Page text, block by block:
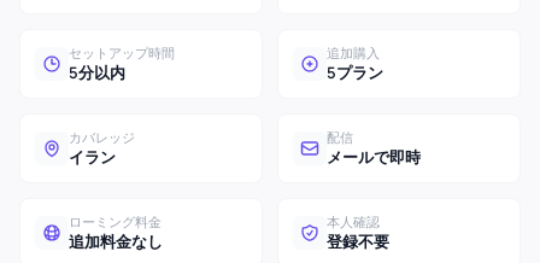
セットアップ時間
5分以内
追加購入
5プラン
カバレッジ
イラン
配信
メールで即時
ローミング料金
追加料金なし
本人確認
登録不要